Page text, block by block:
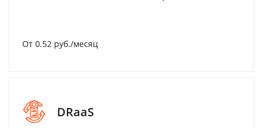
От 0.52 руб./месяц
DRaaS